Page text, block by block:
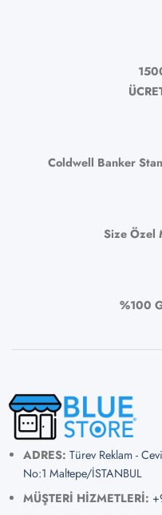
Coldwell Banker
Size Özel
%100
ADRES: Türev Reklam -
No:1 Maltepe/İSTANBUL
MÜŞTERİ HİZMETLERİ: